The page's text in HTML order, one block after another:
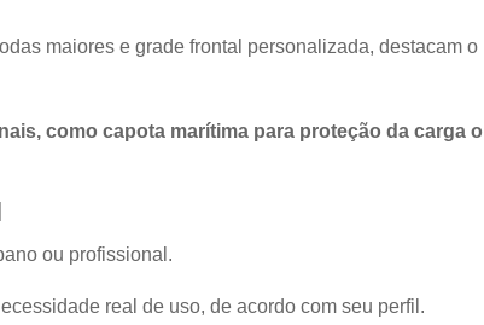
maiores e grade frontal personalizada, destacam o
como capota marítima para proteção da carga
ou profissional.
real de uso, de acordo com seu perfil.